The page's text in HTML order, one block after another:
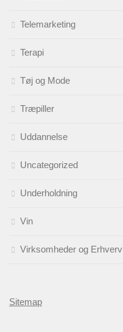
Telemarketing
Terapi
Tøj og Mode
Træpiller
Uddannelse
Uncategorized
Underholdning
Vin
Virksomheder og Erhverv
Sitemap